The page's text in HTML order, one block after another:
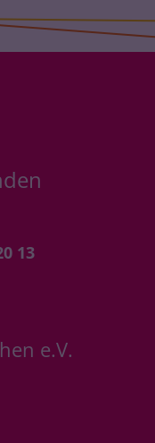
13
e.V.